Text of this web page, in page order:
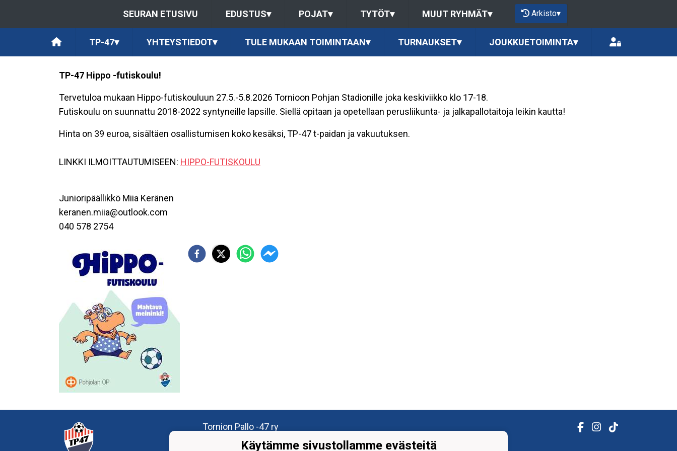
SEURAN ETUSIVU EDUSTUS▾ POJAT▾ TYTÖT▾ MUUT RYHMÄT▾ Arkisto▾
TP-47▾ YHTEYSTIEDOT▾ TULE MUKAAN TOIMINTAAN▾ TURNAUKSET▾ JOUKKUETOIMINTA▾
TP-47 Hippo -futiskoulu!
Tervetuloa mukaan Hippo-futiskouluun 27.5.-5.8.2026 Tornioon Pohjan Stadionille joka keskiviikko klo 17-18.
Futiskoulu on suunnattu 2018-2022 syntyneille lapsille. Siellä opitaan ja opetellaan perusliikunta- ja jalkapallotaitoja leikin kautta!
Hinta on 39 euroa, sisältäen osallistumisen koko kesäksi, TP-47 t-paidan ja vakuutuksen.
LINKKI ILMOITTAUTUMISEEN: HIPPO-FUTISKOULU
Junioripäällikkö Miia Keränen
keranen.miia@outlook.com
040 578 2754
Tornion Pallo -47 ry
95420 TornioKäytämme sivustollamme evästeitä